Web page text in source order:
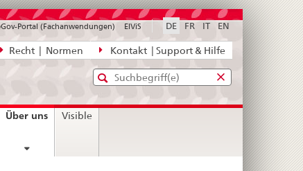
Recht | Normen Kontakt | Support & Hilfe
DE FR IT EN
Portal (Fachanwendungen) ElViS
Standard-
Suche
Eingabefenster
diefür
Über unscurrent
Visible